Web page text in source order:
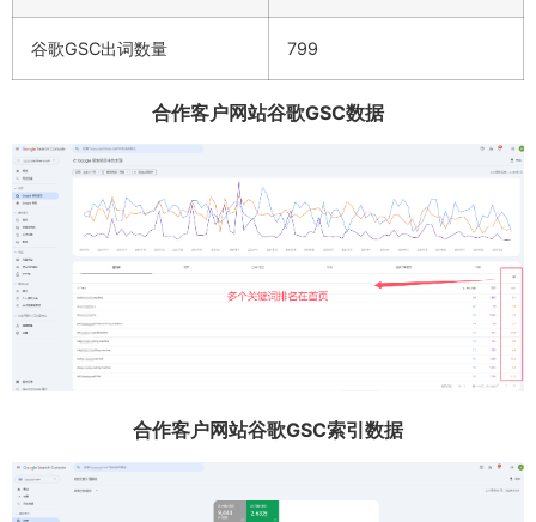
谷歌GSC出词数量 799
合作客户网站谷歌GSC数据
合作客户网站谷歌GSC索引数据